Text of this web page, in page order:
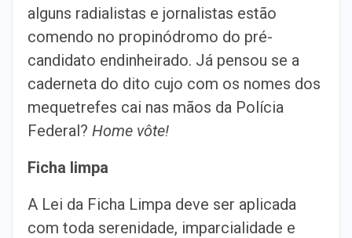
alguns radialistas e jornalistas estão
comendo no propinódromo do pré-
candidato endinheirado. Já pensou se a
caderneta do dito cujo com os nomes dos
mequetrefes cai nas mãos da Polícia
Federal? Home vôte!
Ficha limpa
A Lei da Ficha Limpa deve ser aplicada
com toda serenidade, imparcialidade e